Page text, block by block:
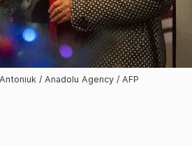
/ Anadolu Agency / AFP